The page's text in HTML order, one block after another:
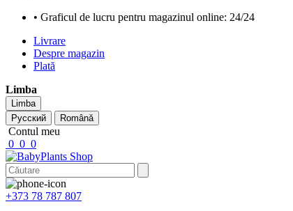
• Graficul de lucru pentru magazinul online: 24/24
Livrare
Despre magazin
Plată
Limba
Limba
Русский
Română
Contul meu
0 0 0
+373 78 787 807